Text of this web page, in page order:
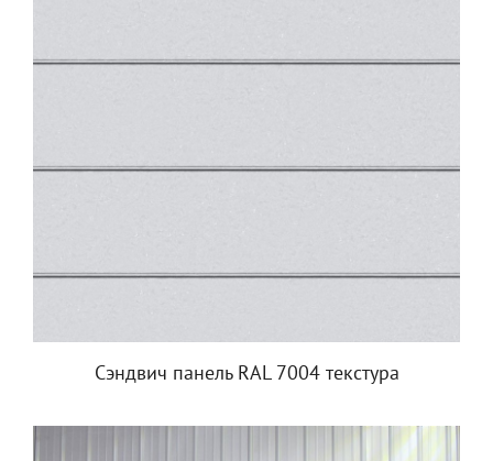
Сэндвич панель RAL 7004 текстура